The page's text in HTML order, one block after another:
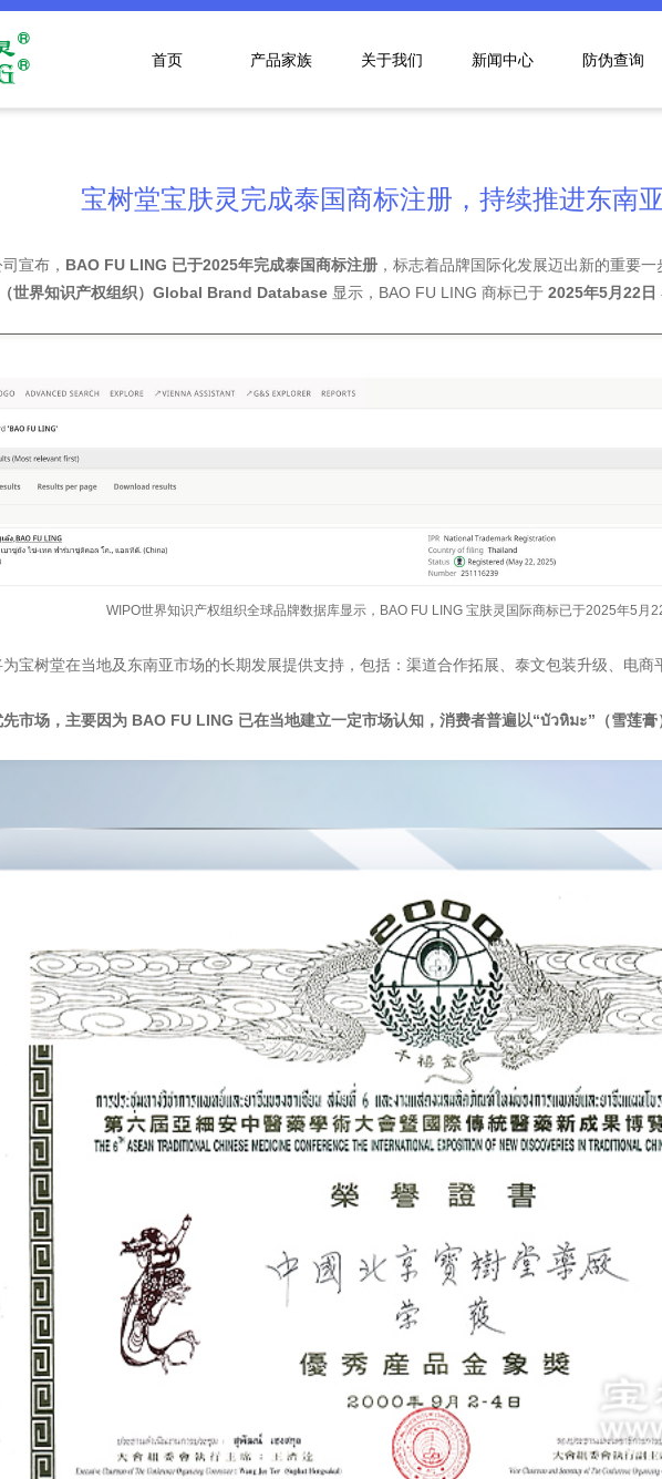
首页 产品家族 关于我们 新闻中心 防伪查询
宝树堂宝肤灵完成泰国商标注册，持续推进东南
宣布， BAO FU LING 已于2025年完成泰国商标注册 ，标志着品牌国际化发展迈出新的重要
世界知识产权组织）Global Brand Database 显示，BAO FU LING 商标已于 2025年5月22日
WIPO世界知识产权组织全球品牌数据库显示，BAO FU LING 宝肤灵国际商标已于2025年5月
宝树堂在当地及东南亚市场的长期发展提供支持，包括：渠道合作拓展、泰文包装升级、电商
市场，主要因为 BAO FU LING 已在当地建立一定市场认知，消费者普遍以“บัวหิมะ”（雪莲